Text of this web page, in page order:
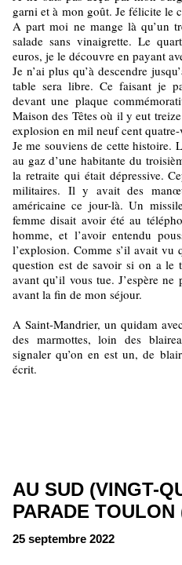
garni et à mon goût. Je félicite le
A part moi ne mange là qu’un
salade sans vinaigrette. Le
euros, je le découvre en payant
Je n’ai plus qu’à descendre
table sera libre. Ce faisant je
devant une plaque
Maison des Têtes où il y eut
explosion en mil neuf cent
Je me souviens de cette histoire.
au gaz d’une habitante du
la retraite qui était dépressive.
militaires. Il y avait des
américaine ce jour-là. Un
femme disait avoir été au
homme, et l’avoir entendu
l’explosion. Comme s’il avait
question est de savoir si on a le
avant qu’il vous tue. J’espère
avant la fin de mon séjour.
A Saint-Mandrier, un quidam
des marmottes, loin des
signaler qu’on en est un, de
écrit.
AU SUD (VINGT-
PARADE TOULON
25 septembre 2022